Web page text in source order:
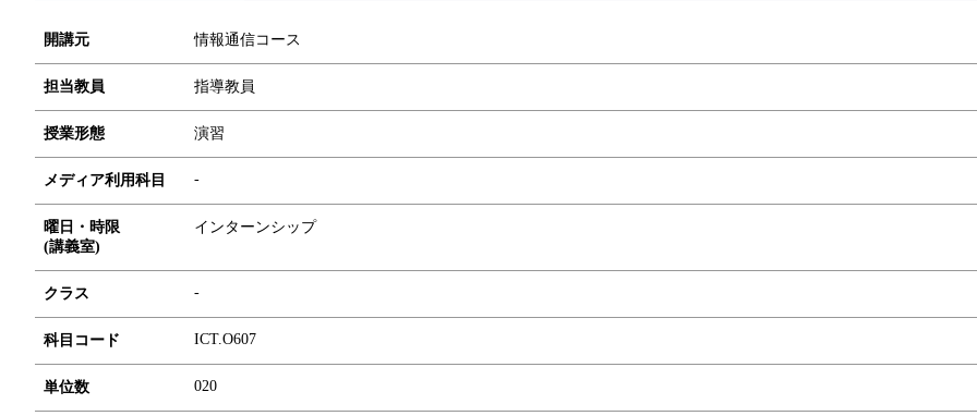
開講元 情報通信コース
担当教員 指導教員
授業形態 演習
メディア利用科目 -
曜日・時限
(講義室)
インターンシップ
クラス -
科目コード ICT.O607
単位数 020